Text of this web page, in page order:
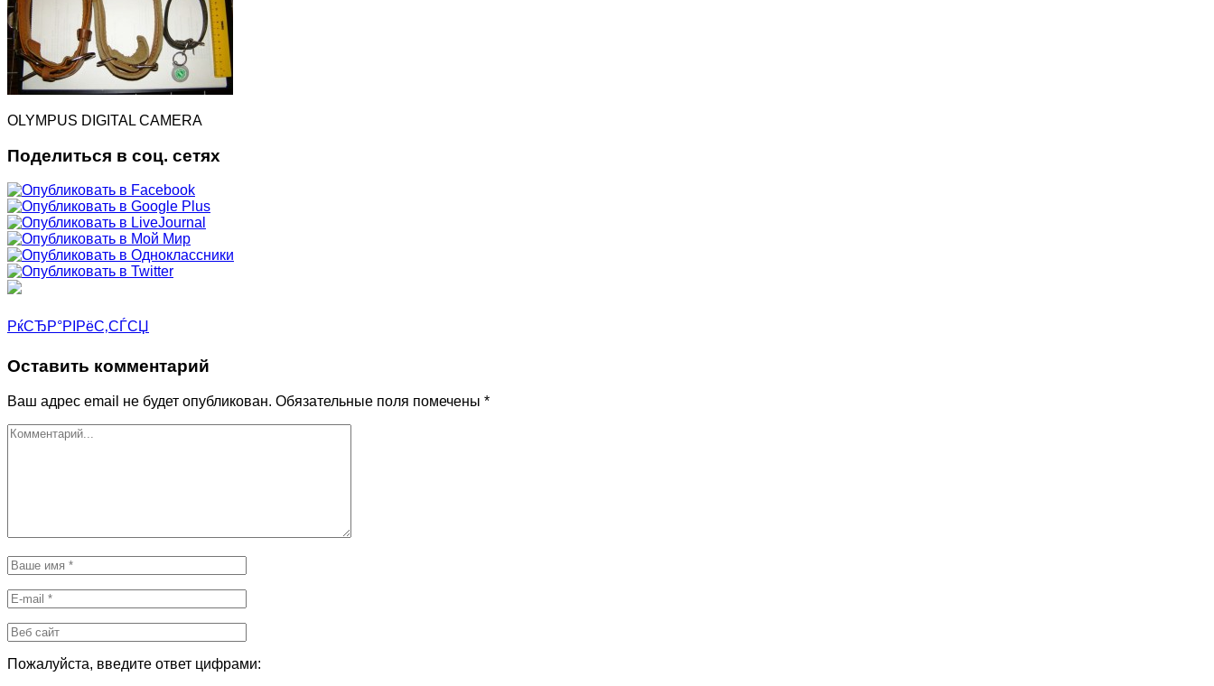
OLYMPUS DIGITAL CAMERA
Поделиться в соц. сетях
РќСЂР°РІРёС‚СЃСЏ
Оставить комментарий
Ваш адрес email не будет опубликован. Обязательные поля помечены *
Пожалуйста, введите ответ цифрами: